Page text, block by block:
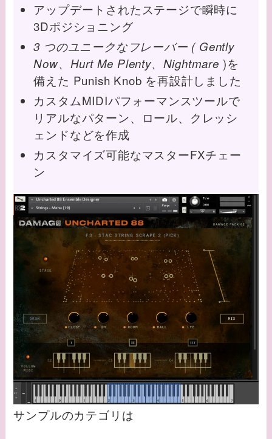
アップデートされたステージで瞬時に
3Dポジショニング
3 つのユニークなフレーバー ( Gently
Now、Hurt Me Plenty、Nightmare )を
備えた Punish Knob を再設計しました
カスタムMIDIパフォーマンスツールで
リアルなパターン、ロール、クレッシ
ェンドなどを作成
カスタマイズ可能なマスターFXチェー
ン
サンプルのカテゴリは